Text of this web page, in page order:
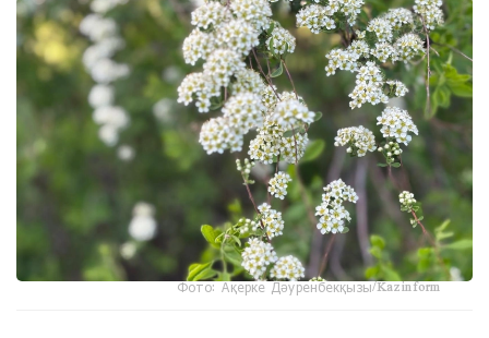
Фото: Ақерке Дәуренбекқызы/Kazinform